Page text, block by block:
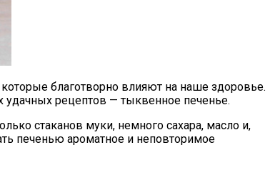
благотворно влияют на наше здоровье.
рецептов — тыквенное печенье.
стаканов муки, немного сахара, масло и,
печенью ароматное и неповторимое